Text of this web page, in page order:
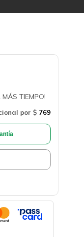
MÁS TIEMPO!
por $ 769